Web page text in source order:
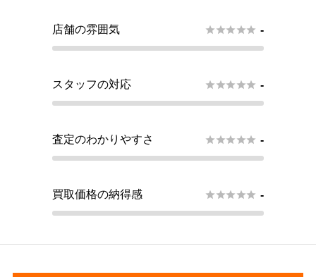
店舗の雰囲気  -
スタッフの対応  -
査定のわかりやすさ  -
買取価格の納得感  -